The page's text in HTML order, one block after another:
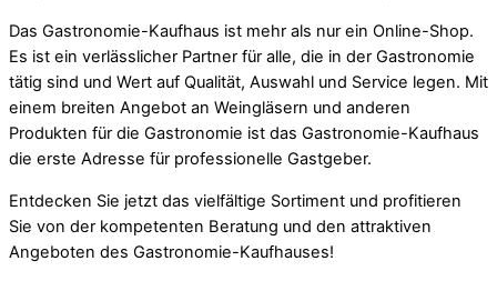
Das Gastronomie-Kaufhaus ist mehr als nur ein Online-Shop.
Es ist ein verlässlicher Partner für alle, die in der Gastronomie
tätig sind und Wert auf Qualität, Auswahl und Service legen. Mit
einem breiten Angebot an Weingläsern und anderen
Produkten für die Gastronomie ist das Gastronomie-Kaufhaus
die erste Adresse für professionelle Gastgeber.
Entdecken Sie jetzt das vielfältige Sortiment und profitieren
Sie von der kompetenten Beratung und den attraktiven
Angeboten des Gastronomie-Kaufhauses!